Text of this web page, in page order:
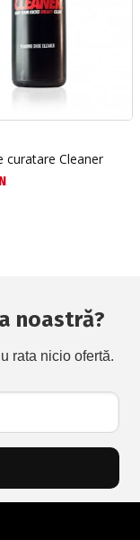
curatare Cleaner
noastră?
rata nicio ofertă.